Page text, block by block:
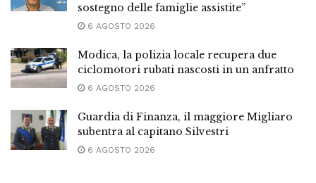
sostegno delle famiglie assistite”
6 AGOSTO 2026
Modica, la polizia locale recupera due
ciclomotori rubati nascosti in un anfratto
6 AGOSTO 2026
Guardia di Finanza, il maggiore Migliaro
subentra al capitano Silvestri
6 AGOSTO 2026